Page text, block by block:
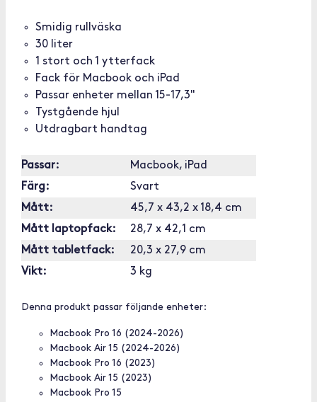
Smidig rullväska
30 liter
1 stort och 1 ytterfack
Fack för Macbook och iPad
Passar enheter mellan 15-17,3"
Tystgående hjul
Utdragbart handtag
Passar:
Macbook, iPad
Färg:
Svart
Mått:
45,7 x 43,2 x 18,4 cm
Mått laptopfack:
28,7 x 42,1 cm
Mått tabletfack:
20,3 x 27,9 cm
Vikt:
3 kg
Denna produkt passar följande enheter:
Macbook Pro 16 (2024-2026)
Macbook Air 15 (2024-2026)
Macbook Pro 16 (2023)
Macbook Air 15 (2023)
Macbook Pro 15